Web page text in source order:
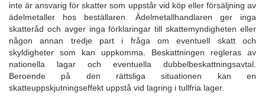
inte är ansvarig för skatter som uppstår vid köp eller försäljning av
ädelmetaller hos beställaren. Ädelmetallhandlaren ger inga
skatteråd och avger inga förklaringar till skattemyndigheten eller
någon annan tredje part i fråga om eventuell skatt och
skyldigheter som kan uppkomma. Beskattningen regleras av
nationella lagar och eventuella dubbelbeskattningsavtal.
Beroende på den rättsliga situationen kan en
skatteuppskjutningseffekt uppstå vid lagring i tullfria lager.